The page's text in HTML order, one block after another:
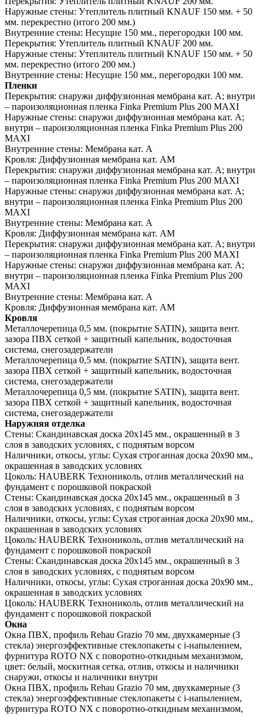
Наружные стены: Утеплитель плитный KNAUF 150 мм. + 50
мм. перекрестно (итого 200 мм.)
Внутренние стены: Несущие 150 мм., перегородки 100 мм.
Перекрытия: Утеплитель плитный KNAUF 200 мм.
Наружные стены: Утеплитель плитный KNAUF 150 мм. + 50
мм. перекрестно (итого 200 мм.)
Внутренние стены: Несущие 150 мм., перегородки 100 мм.
Пленки
Перекрытия: снаружи диффузионная мембрана кат. А; внутри
– пароизоляционная пленка Finka Premium Plus 200 MAXI
Наружные стены: снаружи диффузионная мембрана кат. А;
внутри – пароизоляционная пленка Finka Premium Plus 200
MAXI
Внутренние стены: Мембрана кат. А
Кровля: Диффузионная мембрана кат. АМ
Перекрытия: снаружи диффузионная мембрана кат. А; внутри
– пароизоляционная пленка Finka Premium Plus 200 MAXI
Наружные стены: снаружи диффузионная мембрана кат. А;
внутри – пароизоляционная пленка Finka Premium Plus 200
MAXI
Внутренние стены: Мембрана кат. А
Кровля: Диффузионная мембрана кат. АМ
Перекрытия: снаружи диффузионная мембрана кат. А; внутри
– пароизоляционная пленка Finka Premium Plus 200 MAXI
Наружные стены: снаружи диффузионная мембрана кат. А;
внутри – пароизоляционная пленка Finka Premium Plus 200
MAXI
Внутренние стены: Мембрана кат. А
Кровля: Диффузионная мембрана кат. АМ
Кровля
Металлочерепица 0,5 мм. (покрытие SATIN), защита вент.
зазора ПВХ сеткой + защитный капельник, водосточная
система, снегозадержатели
Металлочерепица 0,5 мм. (покрытие SATIN), защита вент.
зазора ПВХ сеткой + защитный капельник, водосточная
система, снегозадержатели
Металлочерепица 0,5 мм. (покрытие SATIN), защита вент.
зазора ПВХ сеткой + защитный капельник, водосточная
система, снегозадержатели
Наружняя отделка
Стены: Скандинавская доска 20х145 мм., окрашенный в 3
слоя в заводских условиях, с поднятым ворсом
Наличники, откосы, углы: Сухая строганная доска 20х90 мм.,
окрашенная в заводских условиях
Цоколь: HAUBERK Технониколь, отлив металлический на
фундамент с порошковой покраской
Стены: Скандинавская доска 20х145 мм., окрашенный в 3
слоя в заводских условиях, с поднятым ворсом
Наличники, откосы, углы: Сухая строганная доска 20х90 мм.,
окрашенная в заводских условиях
Цоколь: HAUBERK Технониколь, отлив металлический на
фундамент с порошковой покраской
Стены: Скандинавская доска 20х145 мм., окрашенный в 3
слоя в заводских условиях, с поднятым ворсом
Наличники, откосы, углы: Сухая строганная доска 20х90 мм.,
окрашенная в заводских условиях
Цоколь: HAUBERK Технониколь, отлив металлический на
фундамент с порошковой покраской
Окна
Окна ПВХ, профиль Rehau Grazio 70 мм, двухкамерные (3
стекла) энергоэффективные стеклопакеты c i-напылением,
фурнитура ROTO NX с поворотно-откидным механизмом,
цвет: белый, москитная сетка, отлив, откосы и наличники
снаружи, откосы и наличники внутри
Окна ПВХ, профиль Rehau Grazio 70 мм, двухкамерные (3
стекла) энергоэффективные стеклопакеты c i-напылением,
фурнитура ROTO NX с поворотно-откидным механизмом,